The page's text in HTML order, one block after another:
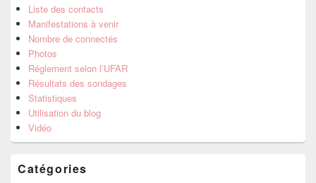
Liste des contacts
Manifestations à venir
Nombre de connectés
Photos
Réglement selon l’UFAR
Résultats des sondages
Statistiques
Utilisation du blog
Vidéo
Catégories